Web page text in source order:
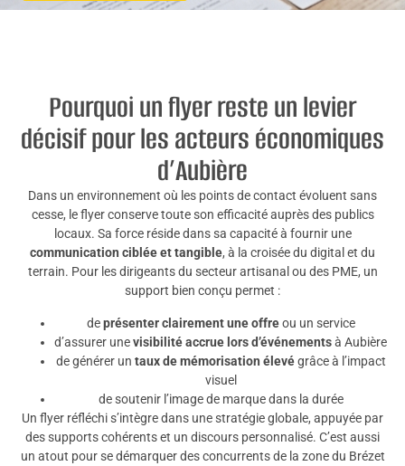
Pourquoi un flyer reste un levier
décisif pour les acteurs économiques
d’Aubière
Dans un environnement où les points de contact évoluent sans
cesse, le flyer conserve toute son efficacité auprès des publics
locaux. Sa force réside dans sa capacité à fournir une
communication ciblée et tangible, à la croisée du digital et du
terrain. Pour les dirigeants du secteur artisanal ou des PME, un
support bien conçu permet :
deprésenter clairement une offreou un service
d’assurer unevisibilité accrue lors d’événementsà Aubière
de générer un taux de mémorisation élevégrâce à l’impact
visuel
de soutenir l’image de marque dans la durée
Un flyer réfléchi s’intègre dans une stratégie globale, appuyée par
des supports cohérents et un discours personnalisé. C’est aussi
un atout pour se démarquer des concurrents de la zone du Brézet